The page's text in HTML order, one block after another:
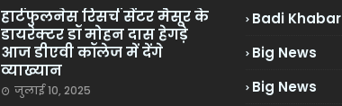
हार्टफुलनेस रिसर्च सेंटर मैसूर के
डायरेक्टर डॉ मोहन दास हेगड़े
आज डीएवी कॉलेज में देंगे
व्याख्यान
जुलाई 10, 2025
Badi Khabar
Big News
Big News